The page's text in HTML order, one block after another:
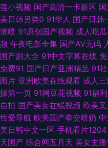
视频 日韩毛片专区 91豆花性福生活
牛牛国产人妻久久 日逼日逼国产
产黑色丝袜在线观看 日韩AV原创 先
乱码久久 海角免费tv 亚洲Av无吗观
产三级 无码线路一 91视频观看入口
赛 久久伊人五月亚洲 91成人超碰人
莲小视频 国产高清一卡新区
美日韩另类0 91华人 国产日韩
潮喷 91原创国产视频 成人吃
频 午夜电影全集 国产AV无码
国产剧大全 91中文字幕在线
免费91 国产日产亚洲精品 91
图片 亚洲欧美在线观看 成人
操第一页 91网豆花视频 91福
自拍 国产美女在线视频 欧美又
性爱导航 欧美国产拳交喷奶
美日韩中文一区 手机看片1204
天国产 综合网五月天 美女主